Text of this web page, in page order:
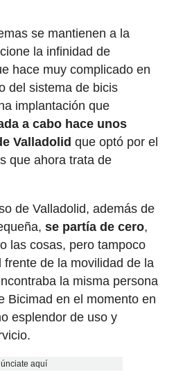
se mantienen a la
la infinidad de
hace muy complicado en
del sistema de bicis
implantación que
a cabo hace unos
Valladolid que optó por el
que ahora trata de
de Valladolid, además de
se partía de cero,
las cosas, pero tampoco
frente de la movilidad de la
la misma persona
Bicimad en el momento en
esplendor de uso y
aquí